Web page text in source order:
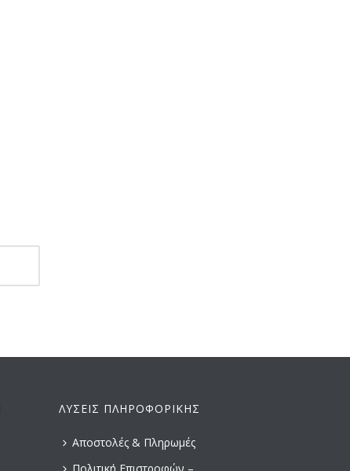
ΛΎΣΕΙΣ ΠΛΗΡΟΦΟΡΙΚΉΣ
Αποστολές & Πληρωμές
Πολιτική Επιστροφών –